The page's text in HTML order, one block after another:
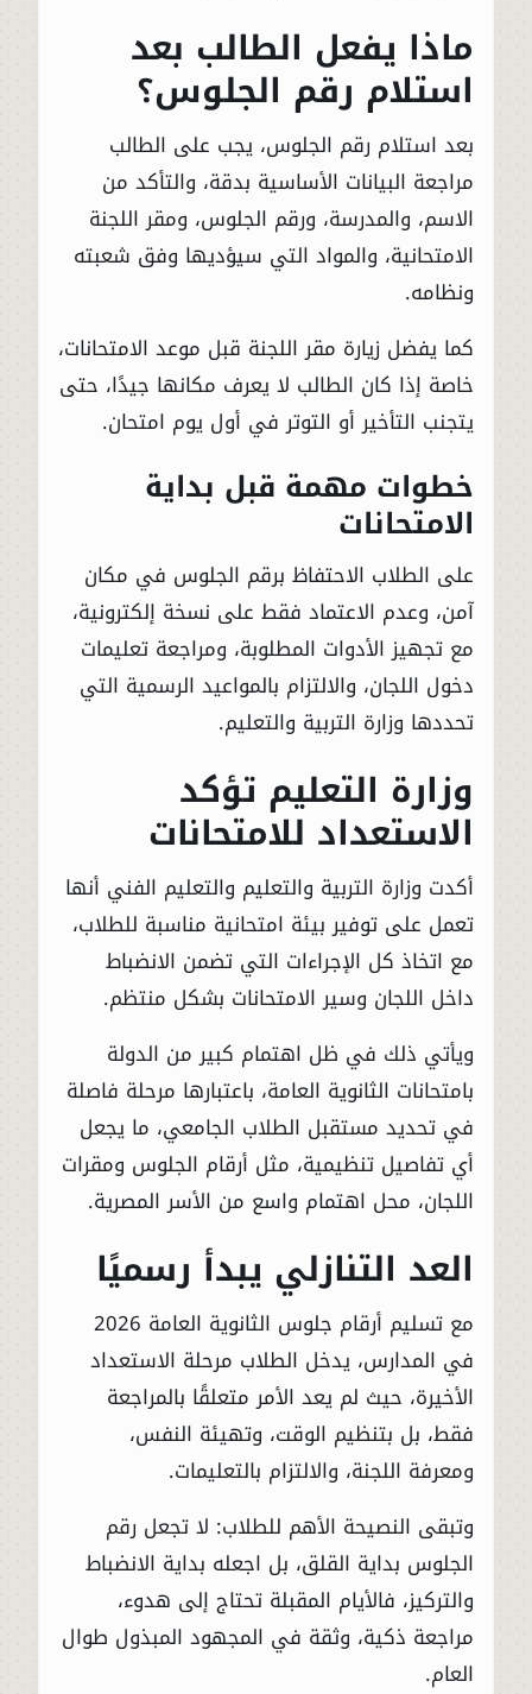
ماذا يفعل الطالب بعد
استلام رقم الجلوس؟
بعد استلام رقم الجلوس، يجب على الطالب
مراجعة البيانات الأساسية بدقة، والتأكد من
الاسم، والمدرسة، ورقم الجلوس، ومقر اللجنة
الامتحانية، والمواد التي سيؤديها وفق شعبته
ونظامه.
كما يفضل زيارة مقر اللجنة قبل موعد الامتحانات،
خاصة إذا كان الطالب لا يعرف مكانها جيدًا، حتى
يتجنب التأخير أو التوتر في أول يوم امتحان.
خطوات مهمة قبل بداية
الامتحانات
على الطلاب الاحتفاظ برقم الجلوس في مكان
آمن، وعدم الاعتماد فقط على نسخة إلكترونية،
مع تجهيز الأدوات المطلوبة، ومراجعة تعليمات
دخول اللجان، والالتزام بالمواعيد الرسمية التي
تحددها وزارة التربية والتعليم.
وزارة التعليم تؤكد
الاستعداد للامتحانات
أكدت وزارة التربية والتعليم والتعليم الفني أنها
تعمل على توفير بيئة امتحانية مناسبة للطلاب،
مع اتخاذ كل الإجراءات التي تضمن الانضباط
داخل اللجان وسير الامتحانات بشكل منتظم.
ويأتي ذلك في ظل اهتمام كبير من الدولة
بامتحانات الثانوية العامة، باعتبارها مرحلة فاصلة
في تحديد مستقبل الطلاب الجامعي، ما يجعل
أي تفاصيل تنظيمية، مثل أرقام الجلوس ومقرات
اللجان، محل اهتمام واسع من الأسر المصرية.
العد التنازلي يبدأ رسميًا
مع تسليم أرقام جلوس الثانوية العامة 2026
في المدارس، يدخل الطلاب مرحلة الاستعداد
الأخيرة، حيث لم يعد الأمر متعلقًا بالمراجعة
فقط، بل بتنظيم الوقت، وتهيئة النفس،
ومعرفة اللجنة، والالتزام بالتعليمات.
وتبقى النصيحة الأهم للطلاب: لا تجعل رقم
الجلوس بداية القلق، بل اجعله بداية الانضباط
والتركيز، فالأيام المقبلة تحتاج إلى هدوء،
مراجعة ذكية، وثقة في المجهود المبذول طوال
العام.